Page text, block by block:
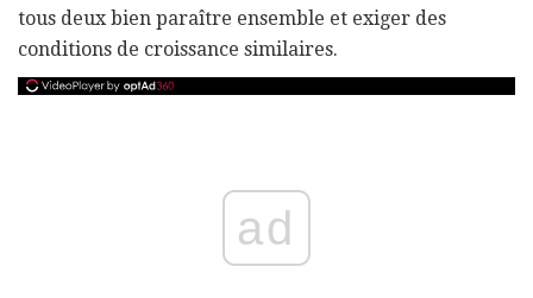
tous deux bien paraître ensemble et exiger des
conditions de croissance similaires.
ad